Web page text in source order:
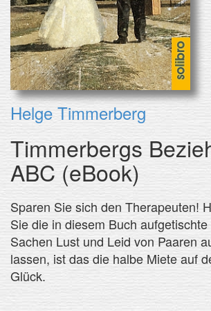
Helge Timmerberg
Timmerbergs
ABC (eBook)
Sparen Sie sich den Therapeuten!
Sie die in diesem Buch
Sachen Lust und Leid von Paaren
lassen, ist das die halbe Miete auf
Glück.